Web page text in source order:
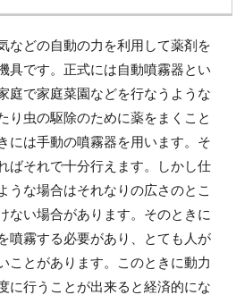
などの自動の力を利用して薬剤を
具です。正式には自動噴霧器とい
庭で家庭菜園などを行なうような
り虫の駆除のために薬をまくこと
には手動の噴霧器を用います。そ
ばそれで十分行えます。しかし仕
うな場合はそれなりの広さのとこ
ない場合があります。そのときに
噴霧する必要があり、とても人が
ことがあります。このときに動力
に行うことが出来ると経済的にな